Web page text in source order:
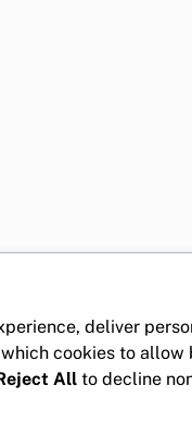
deliver
cookies to
All to decline